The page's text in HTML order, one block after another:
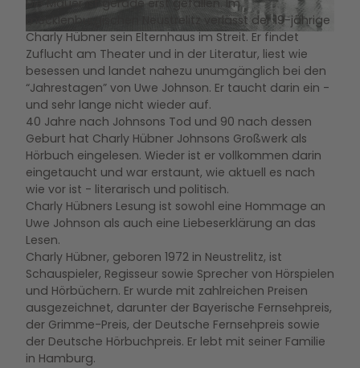
© Hallenbad - Zentrum junge Kultur Wolfsburg GmbH | CC-BY-SA
Die Mauer ist gerade erst gefallen. Im
mecklenburgischen Neustrelitz verlässt der 19-jährige
Charly Hübner sein Elternhaus im Streit. Er findet
Zuflucht am Theater und in der Literatur, liest wie
besessen und landet nahezu unumgänglich bei den
“Jahrestagen” von Uwe Johnson. Er taucht darin ein -
und sehr lange nicht wieder auf.
40 Jahre nach Johnsons Tod und 90 nach dessen
Geburt hat Charly Hübner Johnsons Großwerk als
Hörbuch eingelesen. Wieder ist er vollkommen darin
eingetaucht und war erstaunt, wie aktuell es nach
wie vor ist - literarisch und politisch.
Charly Hübners Lesung ist sowohl eine Hommage an
Uwe Johnson als auch eine Liebeserklärung an das
Lesen.
Charly Hübner, geboren 1972 in Neustrelitz, ist
Schauspieler, Regisseur sowie Sprecher von Hörspielen
und Hörbüchern. Er wurde mit zahlreichen Preisen
ausgezeichnet, darunter der Bayerische Fernsehpreis,
der Grimme-Preis, der Deutsche Fernsehpreis sowie
der Deutsche Hörbuchpreis. Er lebt mit seiner Familie
in Hamburg.